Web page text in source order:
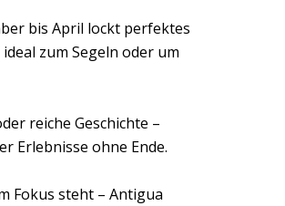
bis April lockt perfektes
zum Segeln oder um
reiche Geschichte –
Erlebnisse ohne Ende.
Fokus steht – Antigua